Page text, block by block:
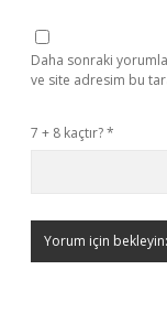
Daha sonraki
ve site adresim bu
7 + 8 kaçtır?*